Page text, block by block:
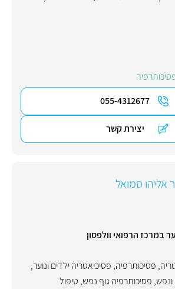
055-4312677
יצירת קשר
אליהו סמואל
במרכז הרפואי וולפסון
, פסיכותרפיה, פסיכיאטריה ילדים ונוער,
ונפש, פסיכותרפיה גוף נפש, טיפול